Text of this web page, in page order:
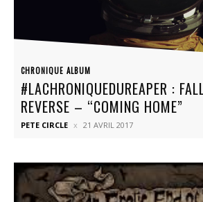
CHRONIQUE ALBUM
#LACHRONIQUEDUREAPER :
REVERSE – “COMING HOME”
PETE CIRCLE 21 AVRIL 2017